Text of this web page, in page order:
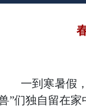
一到寒暑假
”们独自留在